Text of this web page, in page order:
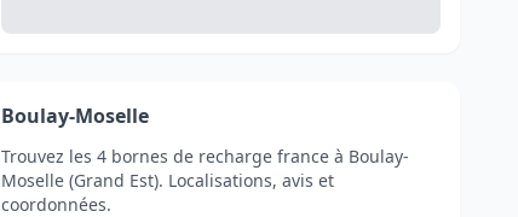
Boulay-Moselle
Trouvez les 4 bornes de recharge france à Boulay-
Moselle (Grand Est). Localisations, avis et
coordonnées.